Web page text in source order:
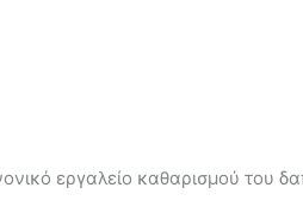
εργαλείο καθαρισμού του